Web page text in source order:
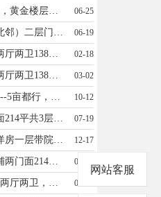
出售聚福园138平精装三室，黄金楼层，带储藏间，满五唯一，报价70万价格可谈，首付即可，电话15694858116微信同号 06-25
出售宁辛路东段（县医院北邻）二层门市一间共144平☎️18131857130 06-19
急售紫金嘉园毛坯房三室两厅两卫138平米楼层好南北通透，有车位小房，全县地理位置最优北邻凤凰公园西邻信合商厦。有意请拨电话13001850461 02-18
急售紫金嘉园毛坯房三室两厅两卫138平米车位小房一步到位，全县地理位置最优北邻凤凰公园中心，西邻信合商厦，诚心请拨电话13001850461 03-02
求购，新河县周边工业厂房，3--5亩都行，有证的优先考虑，联系18700888151 10-12
出售大曹庄农场商铺两门面214平共3层，迎宾街黄金地段，年租金3万，总价低，收益高，理财都没有这个收益，诚意购买价格好谈，有意联系13071160671 07-19
捡漏房源[庆祝] 出售翰林洋房一层带院，带下跃，管过户，看房联系：13483972651微信同号 12-17
出售大曹庄农场管理区商铺两门面214平共3层，迎宾街黄金地段（大超市南)，年租金3万，总价低，收益高，诚意购买价格好谈，有意联系13071160671 02-23
出售水榭花都150平米三室两厅两卫，加赠送200平米，全屋精装，带家具家电，72万，首付十一万即可。详询13373395453 06-11
网站客服